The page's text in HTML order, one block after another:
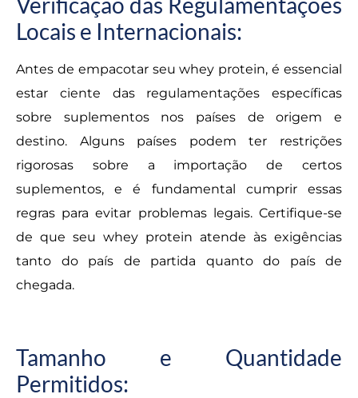
Locais e Internacionais:
Antes de empacotar seu whey protein, é essencial
estar ciente das regulamentações específicas
sobre suplementos nos países de origem e
destino. Alguns países podem ter restrições
rigorosas sobre a importação de certos
suplementos, e é fundamental cumprir essas
regras para evitar problemas legais. Certifique-se
de que seu whey protein atende às exigências
tanto do país de partida quanto do país de
chegada.
Tamanho e Quantidade
Permitidos: